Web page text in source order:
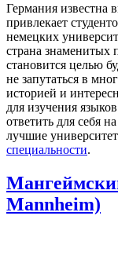
Германия известна
привлекает
немецких
страна знаменитых
становится целью
не запутаться в
историей и
для изучения
ответить для себя
лучшие
специальности.
Mannheim)